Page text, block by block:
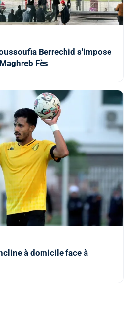
Berrechid s'impose
Fès
à domicile face à